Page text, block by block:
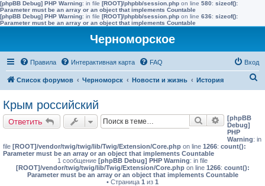
[phpBB Debug] PHP Warning: in file [ROOT]/phpbb/session.php on line 580: sizeof():
Parameter must be an array or an object that implements Countable
[phpBB Debug] PHP Warning: in file [ROOT]/phpbb/session.php on line 636: sizeof():
Parameter must be an array or an object that implements Countable
Черноморское
Правила Интерактивная карта FAQ Вход
Список форумов Черноморск Новости и жизнь История
Крым российский
Ответить Поиск
[phpBB
Debug]
PHP
Warning: in
file [ROOT]/vendor/twig/twig/lib/Twig/Extension/Core.php on line 1266: count():
Parameter must be an array or an object that implements Countable
1 сообщение [phpBB Debug] PHP Warning: in file
[ROOT]/vendor/twig/twig/lib/Twig/Extension/Core.phpon line 1266: count():
Parameter must be an array or an object that implements Countable
• Страница 1 из 1